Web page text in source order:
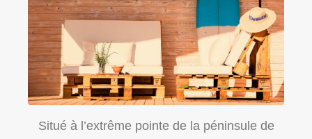
Situé à l’extrême pointe de la péninsule de